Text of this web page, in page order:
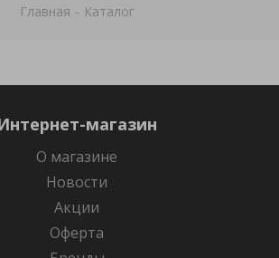
Главная - Каталог
магазин
О магазине
Новости
Акции
Оферта